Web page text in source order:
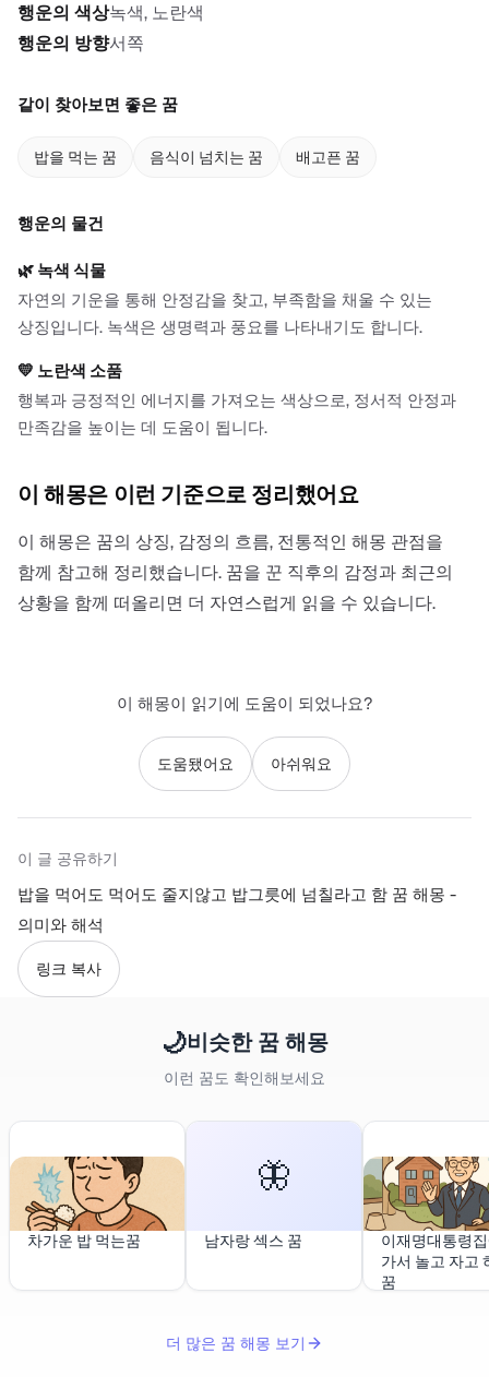
행운의 색상녹색, 노란색
행운의 방향서쪽
같이 찾아보면 좋은 꿈
밥을 먹는 꿈 음식이 넘치는 꿈 배고픈 꿈
행운의 물건
🌿 녹색 식물
자연의 기운을 통해 안정감을 찾고, 부족함을 채울 수 있는
상징입니다. 녹색은 생명력과 풍요를 나타내기도 합니다.
💛 노란색 소품
행복과 긍정적인 에너지를 가져오는 색상으로, 정서적 안정과
만족감을 높이는 데 도움이 됩니다.
이 해몽은 이런 기준으로 정리했어요
이 해몽은 꿈의 상징, 감정의 흐름, 전통적인 해몽 관점을
함께 참고해 정리했습니다. 꿈을 꾼 직후의 감정과 최근의
상황을 함께 떠올리면 더 자연스럽게 읽을 수 있습니다.
이 해몽이 읽기에 도움이 되었나요?
도움됐어요 아쉬워요
이 글 공유하기
밥을 먹어도 먹어도 줄지않고 밥그릇에 넘칠라고 함 꿈 해몽 -
의미와 해석
링크 복사
🌙비슷한 꿈 해몽
이런 꿈도 확인해보세요
차가운 밥 먹는꿈
🦋
남자랑 섹스 꿈
이재명대통령
가서 놀고 자고
꿈
더 많은 꿈 해몽 보기